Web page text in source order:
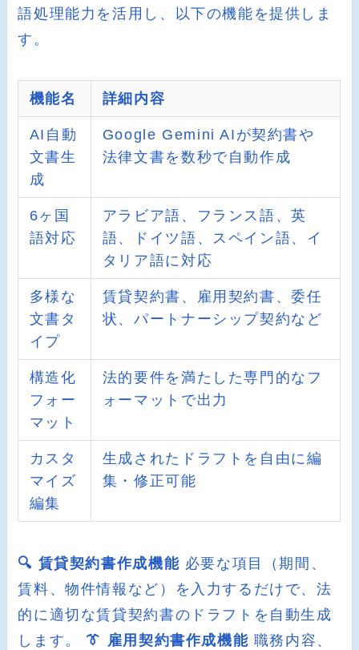
語処理能力を活用し、以下の機能を提供しま
す。
機能名 詳細内容
AI自動
文書生
成
Google Gemini AIが契約書や
法律文書を数秒で自動作成
6ヶ国
語対応
アラビア語、フランス語、英
語、ドイツ語、スペイン語、イ
タリア語に対応
多様な
文書タ
イプ
賃貸契約書、雇用契約書、委任
状、パートナーシップ契約など
構造化
フォー
マット
法的要件を満たした専門的なフ
ォーマットで出力
カスタ
マイズ
編集
生成されたドラフトを自由に編
集・修正可能
🔍 賃貸契約書作成機能 必要な項目（期間、
賃料、物件情報など）を入力するだけで、法
的に適切な賃貸契約書のドラフトを自動生成
します。 👔 雇用契約書作成機能 職務内容、